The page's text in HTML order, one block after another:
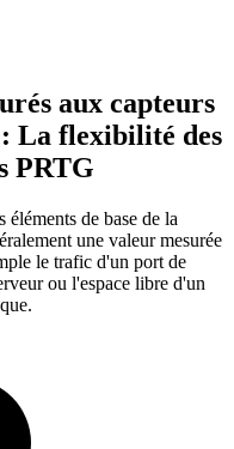
aux capteurs
La flexibilité des
PRTG
de base de la
une valeur mesurée
le trafic d'un port de
ou l'espace libre d'un